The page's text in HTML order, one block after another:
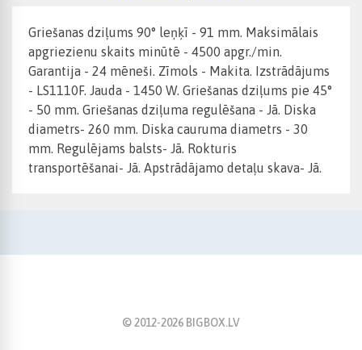
Griešanas dziļums 90° leņķī - 91 mm. Maksimālais
apgriezienu skaits minūtē - 4500 apgr./min.
Garantija - 24 mēneši. Zīmols - Makita. Izstrādājums
- LS1110F. Jauda - 1450 W. Griešanas dziļums pie 45°
- 50 mm. Griešanas dziļuma regulēšana - Jā. Diska
diametrs- 260 mm. Diska cauruma diametrs - 30
mm. Regulējams balsts- Jā. Rokturis
transportēšanai- Jā. Apstrādājamo detaļu skava- Jā.
© 2012-2026 BIGBOX.LV